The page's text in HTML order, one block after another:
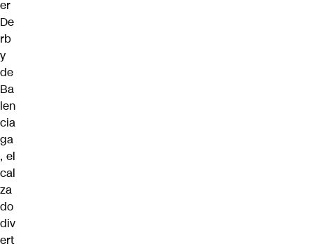
er
De
rb
y
de
Ba
len
cia
ga
, el
cal
za
do
div
ert